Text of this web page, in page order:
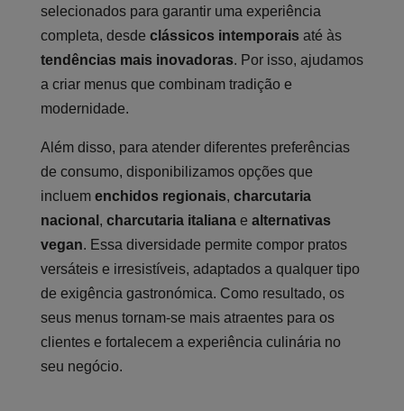
selecionados para garantir uma experiência
completa, desde clássicos intemporaisaté às
tendências mais inovadoras. Por isso, ajudamos
a criar menus que combinam tradição e
modernidade.
Além disso, para atender diferentes preferências
de consumo, disponibilizamos opções que
incluem enchidos regionais, charcutaria
nacional , charcutaria italianae alternativas
vegan. Essa diversidade permite compor pratos
versáteis e irresistíveis, adaptados a qualquer tipo
de exigência gastronómica. Como resultado, os
seus menus tornam-se mais atraentes para os
clientes e fortalecem a experiência culinária no
seu negócio.